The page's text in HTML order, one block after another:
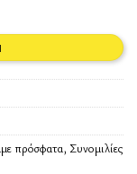
πρόσφατα, Συνομιλίες